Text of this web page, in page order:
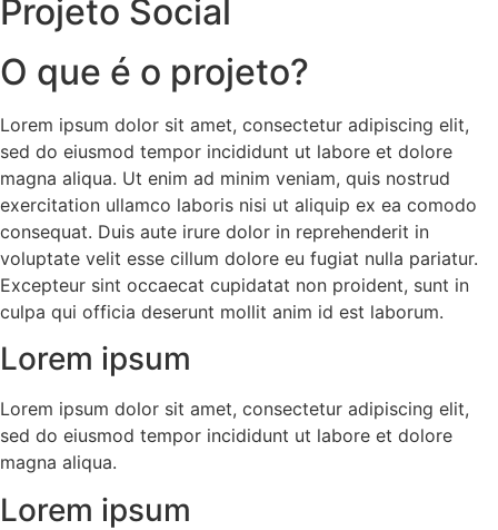
Projeto Social
O que é o projeto?
Lorem ipsum dolor sit amet, consectetur adipiscing elit,
sed do eiusmod tempor incididunt ut labore et dolore
magna aliqua. Ut enim ad minim veniam, quis nostrud
exercitation ullamco laboris nisi ut aliquip ex ea comodo
consequat. Duis aute irure dolor in reprehenderit in
voluptate velit esse cillum dolore eu fugiat nulla pariatur.
Excepteur sint occaecat cupidatat non proident, sunt in
culpa qui officia deserunt mollit anim id est laborum.
Lorem ipsum
Lorem ipsum dolor sit amet, consectetur adipiscing elit,
sed do eiusmod tempor incididunt ut labore et dolore
magna aliqua.
Lorem ipsum